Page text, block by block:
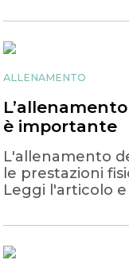
ALLENAMENTO
è importante
L'allenamento
le prestazioni
Leggi l'articolo